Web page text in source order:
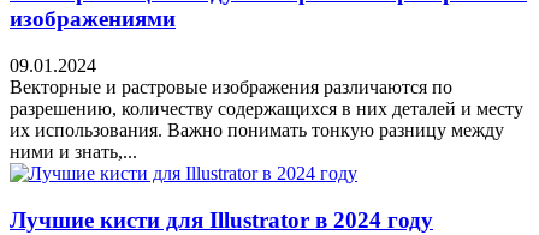
изображениями
09.01.2024
Векторные и растровые изображения различаются по
разрешению, количеству содержащихся в них деталей и месту
их использования. Важно понимать тонкую разницу между
ними и знать,...
Лучшие кисти для Illustrator в 2024 году